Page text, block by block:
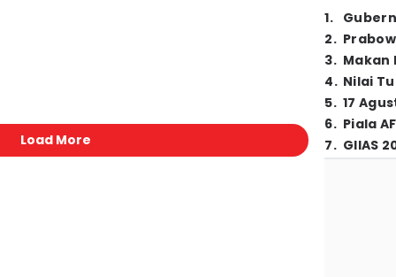
Load More
1.
2.
3. Makan
4. Nilai
5. 17
6. Piala
7. GIIAS